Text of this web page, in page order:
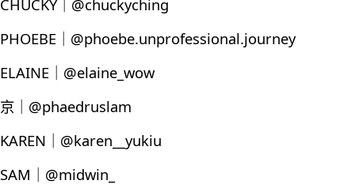
CHUCKY｜@chuckyching
PHOEBE｜@phoebe.unprofessional.journey
ELAINE｜@elaine_wow
京｜@phaedruslam
KAREN｜@karen__yukiu
SAM｜@midwin_